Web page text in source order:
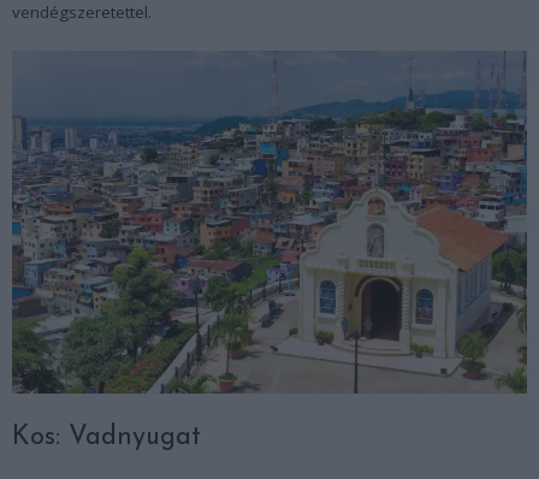
vendégszeretettel.
Kos: Vadnyugat